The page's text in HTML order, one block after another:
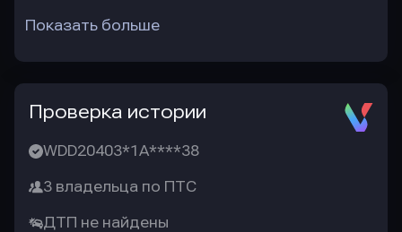
Показать больше
Проверка истории
WDD20403*1A****38
3 владельца по ПТС
ДТП не найдены